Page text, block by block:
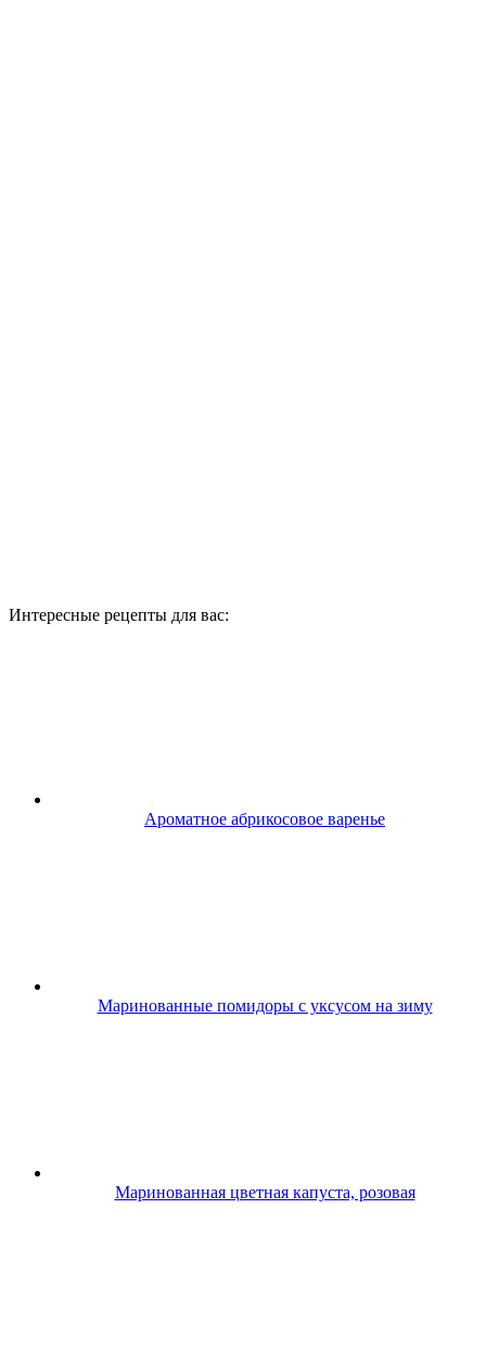
Интересные рецепты для вас:
Ароматное абрикосовое варенье
Маринованные помидоры с уксусом на зиму
Маринованная цветная капуста, розовая